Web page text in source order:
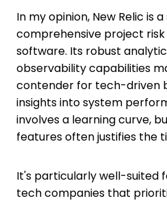
In my opinion, New Relic is
comprehensive project
software. Its robust
observability capabilities
contender for tech-driven
insights into system
involves a learning curve,
features often justifies the
It's particularly well-suited
tech companies that